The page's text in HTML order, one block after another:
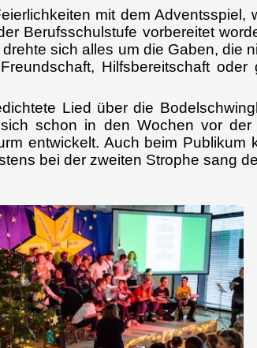
mit dem Adventsspiel,
Berufsschulstufe vorbereitet
sich alles um die Gaben, die
Hilfsbereitschaft oder
Lied über die
schon in den Wochen vor der
entwickelt. Auch beim Publikum
bei der zweiten Strophe sang